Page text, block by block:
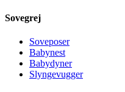
Sovegrej
Soveposer
Babynest
Babydyner
Slyngevugger